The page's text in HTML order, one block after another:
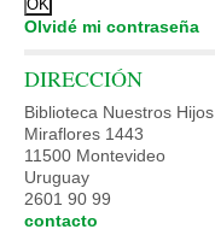
Olvidé mi contraseña
DIRECCIÓN
Biblioteca Nuestros Hijos
Miraflores 1443
11500 Montevideo
Uruguay
2601 90 99
contacto